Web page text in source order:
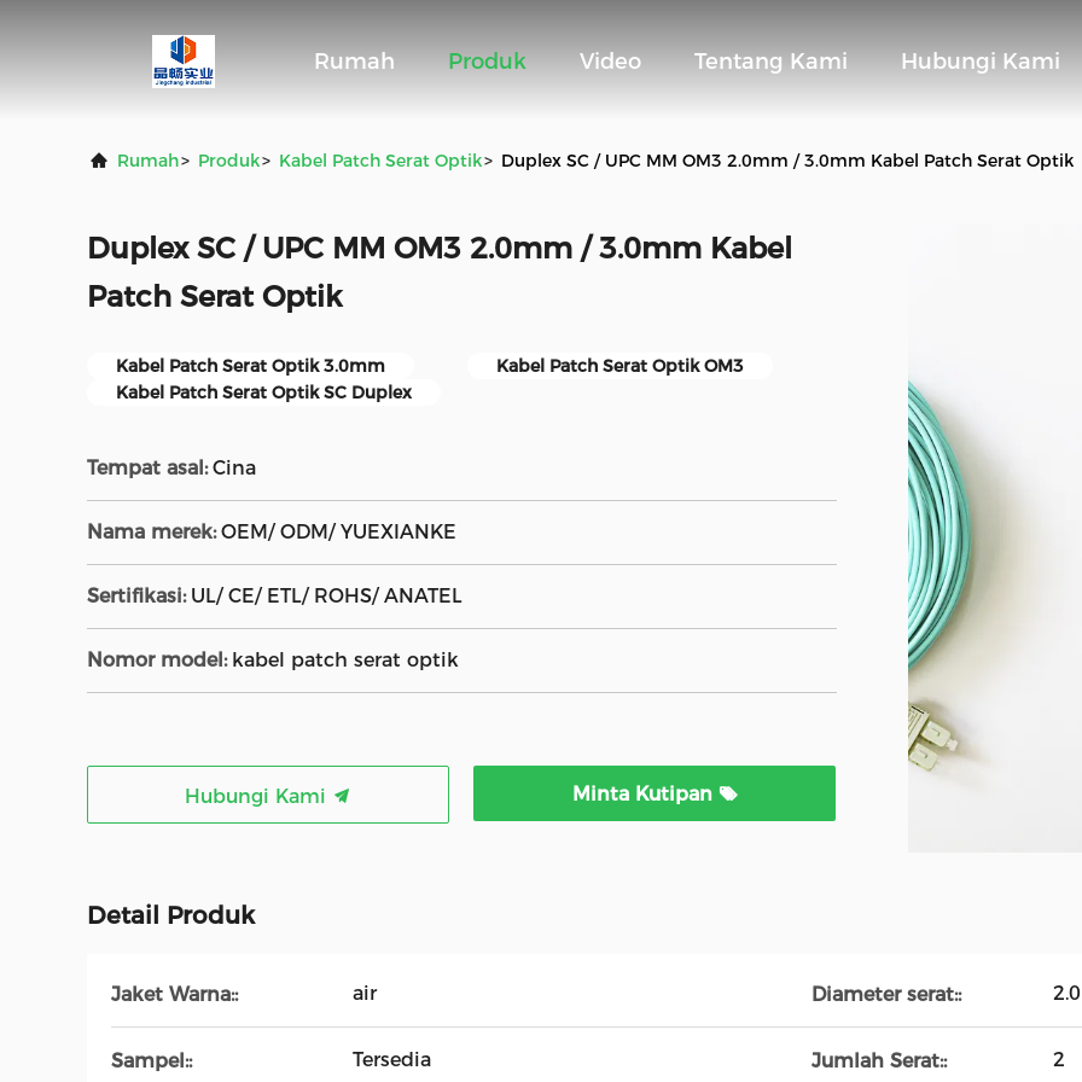
Rumah Produk Video Tentang Kami Hubungi Kami
Rumah> Produk> Kabel Patch Serat Optik> Duplex SC / UPC MM OM3 2.0mm / 3.0mm Kabel Patch Serat Optik
Duplex SC / UPC MM OM3 2.0mm / 3.0mm Kabel
Patch Serat Optik
Kabel Patch Serat Optik 3.0mm
Kabel Patch Serat Optik OM3
Kabel Patch Serat Optik SC Duplex
Tempat asal: Cina
Nama merek: OEM/ ODM/ YUEXIANKE
Sertifikasi: UL/ CE/ ETL/ ROHS/ ANATEL
Nomor model: kabel patch serat optik
Hubungi Kami Minta Kutipan
Detail Produk
Jaket Warna:: air Diameter serat::
Sampel:: Tersedia Jumlah Serat:: 2